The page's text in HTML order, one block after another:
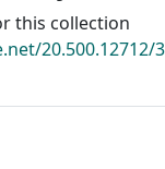
this collection
20.500.12712/